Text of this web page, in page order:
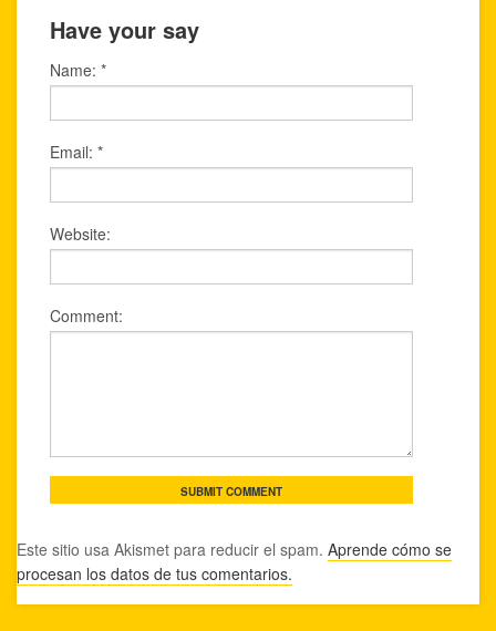
Have your say
Name: *
Email: *
Website:
Comment:
Este sitio usa Akismet para reducir el spam. Aprende cómo se
procesan los datos de tus comentarios.